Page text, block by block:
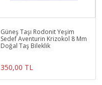
Güneş Taşı Rodonit Yeşim
Sedef Aventurin Krizokol 8 Mm
Doğal Taş Bileklik
350,00 TL